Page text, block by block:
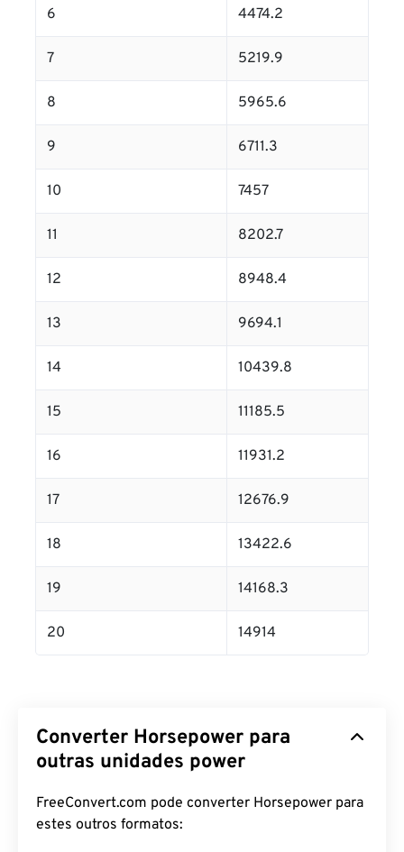
6 4474.2
7 5219.9
8 5965.6
9 6711.3
10 7457
11 8202.7
12 8948.4
13 9694.1
14 10439.8
15 11185.5
16 11931.2
17 12676.9
18 13422.6
19 14168.3
20 14914
Converter Horsepower para
outras unidades power
FreeConvert.com pode converter Horsepower para
estes outros formatos: